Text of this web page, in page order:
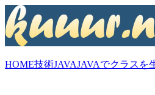
HOME技術JAVAJAVAでクラスを